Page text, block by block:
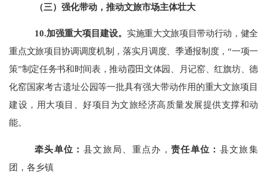
（三）强化带动，推动文旅市场主体壮大
10.加强重大项目建设。 实施重大文旅项目带动行动， 健全
重点文旅项目协调调度机制，落实月调度、季通报制度，“一项一
策”制定任务书和时间表，推动霞田文体园、月记窑、红旗坊、德
化窑国家考古遗址公园等一批具有强大带动作用的重大文旅项目
建设，用大项目、好项目为文旅经济高质量发展提供支撑和动
能。
牵头单位： 县文旅局、重点办， 责任单位： 县文旅集
团，各乡镇